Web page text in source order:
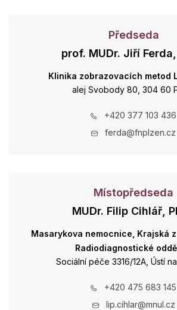
Předseda
prof. MUDr. Jiří Ferda,
Klinika zobrazovacích metod
alej Svobody 80, 304 60
+420 377 103 436
ferda@fnplzen.cz
Místopředseda
MUDr. Filip Cihlář,
Masarykova nemocnice, Krajská
Radiodiagnostické
Sociální péče 3316/12A, Ústí
+420 475 683 145
lip.cihlar@mnul.cz